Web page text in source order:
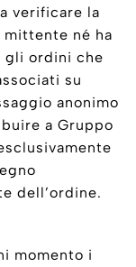
verificare la
mittente né ha
gli ordini che
su
anonimo
a Gruppo
dell’ordine.
momento i